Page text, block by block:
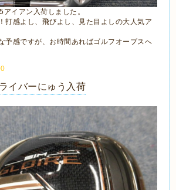
イアン入荷しました。
打感よし、飛びよし、見た目よしの大人気ア
予感ですが、お時間あればゴルフオーブスへ
イバーにゅう入荷